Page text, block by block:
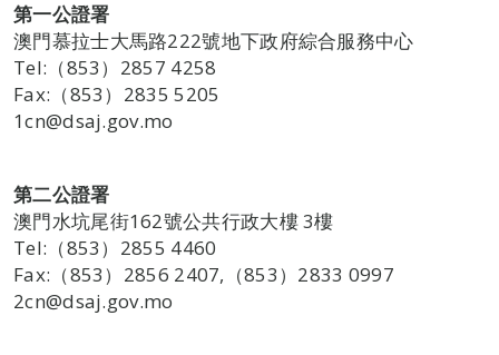
第一公證署
澳門慕拉士大馬路222號地下政府綜合服務中心
Tel:（853）2857 4258
Fax:（853）2835 5205
1cn@dsaj.gov.mo
第二公證署
澳門水坑尾街162號公共行政大樓 3樓
Tel:（853）2855 4460
Fax:（853）2856 2407,（853）2833 0997
2cn@dsaj.gov.mo